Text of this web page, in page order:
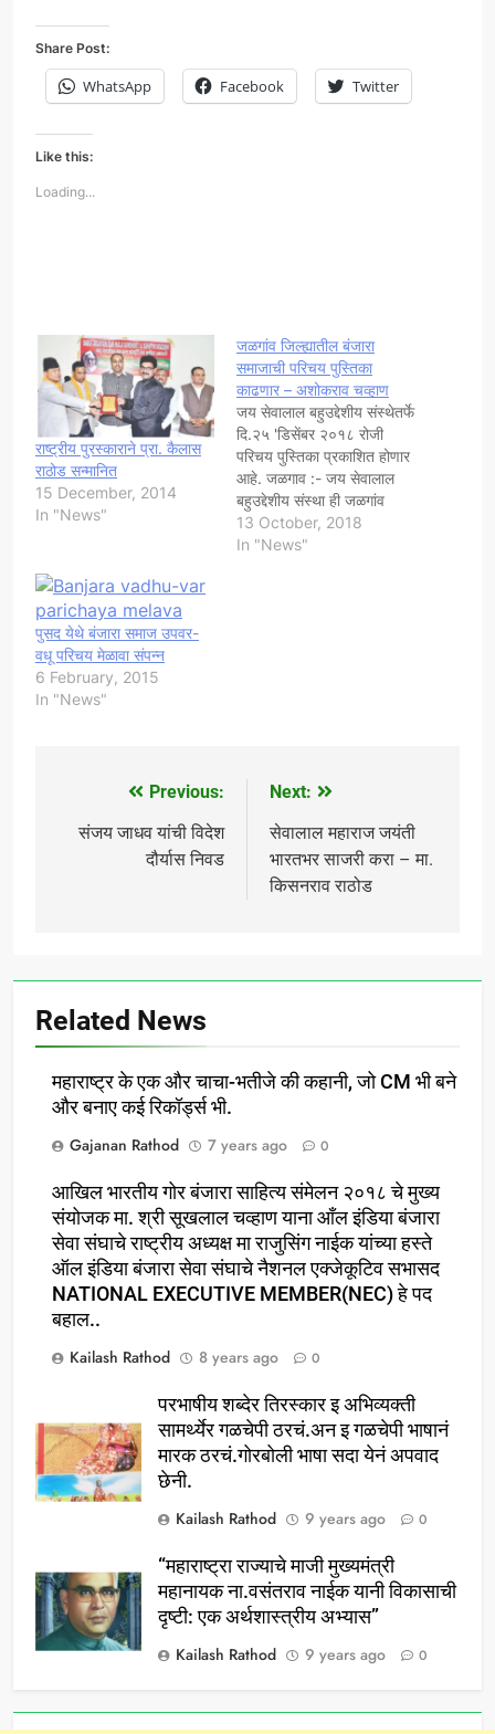
Share Post:
WhatsApp Facebook Twitter
Like this:
Loading...
राष्ट्रीय पुरस्काराने प्रा. कैलास
राठोड सन्मानित
15 December, 2014
In "News"
जळगांव जिल्ह्यातील बंजारा
समाजाची परिचय पुस्तिका
काढणार – अशोकराव चव्हाण
जय सेवालाल बहुउद्देशीय संस्थेतर्फे
दि.२५ 'डिसेंबर २०१८ रोजी
परिचय पुस्तिका प्रकाशित होणार
आहे. जळगाव :- जय सेवालाल
बहुउद्देशीय संस्था ही जळगांव
जिल्ह्यातील बंजारा समाजातील
बांधवांसाठी आतापर्यंत विविध
13 October, 2018
In "News"
पुसद येथे बंजारा समाज उपवर-
वधू परिचय मेळावा संपन्न
6 February, 2015
In "News"
navigation
Previous:
संजय जाधव यांची विदेश
दौर्यास निवड
Next:
सेवालाल महाराज जयंती
भारतभर साजरी करा – मा.
किसनराव राठोड
Related News
महाराष्ट्र के एक और चाचा-भतीजे की कहानी, जो CM भी बने
और बनाए कई रिकॉर्ड्स भी.
Gajanan Rathod
7 years ago 0
आखिल भारतीय गोर बंजारा साहित्य संमेलन २०१८ चे मुख्य
संयोजक मा. श्री सूखलाल चव्हाण याना आँल इंडिया बंजारा
सेवा संघाचे राष्ट्रीय अध्यक्ष मा राजुसिंग नाईक यांच्या हस्ते
ऑल इंडिया बंजारा सेवा संघाचे नैशनल एक्जेकूटिव सभासद
NATIONAL EXECUTIVE MEMBER(NEC) हे पद
बहाल..
Kailash Rathod
8 years ago 0
परभाषीय शब्देर तिरस्कार इ अभिव्यक्ती
सामर्थ्येर गळचेपी ठरचं.अन इ गळचेपी भाषानं
मारक ठरचं.गोरबोली भाषा सदा येनं अपवाद
छेनी.
Kailash Rathod
9 years ago 0
“महाराष्ट्रा राज्याचे माजी मुख्यमंत्री
महानायक ना.वसंतराव नाईक यानी विकासाची
दृष्टी: एक अर्थशास्त्रीय अभ्यास”
Kailash Rathod
9 years ago 0